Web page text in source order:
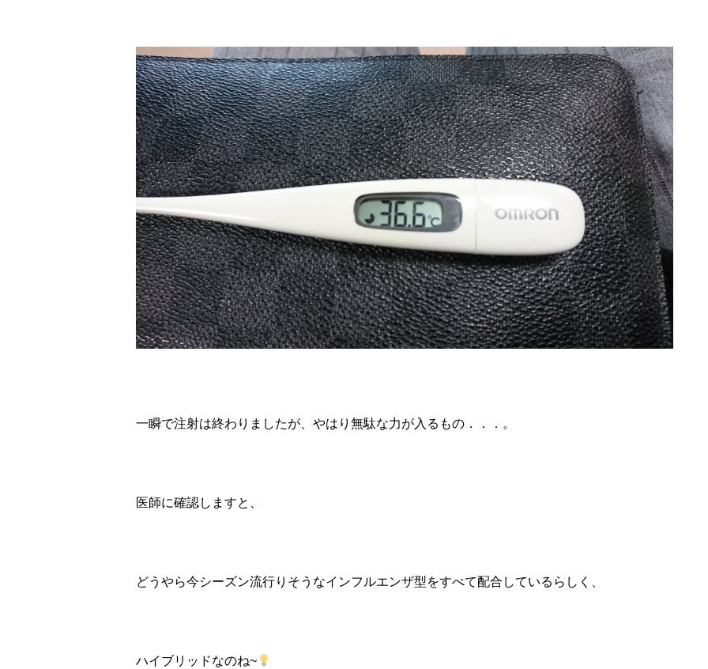
一瞬で注射は終わりましたが、やはり無駄な力が入るもの．．．。
医師に確認しますと、
どうやら今シーズン流行りそうなインフルエンザ型をすべて配合しているらしく、
ハイブリッドなのね~